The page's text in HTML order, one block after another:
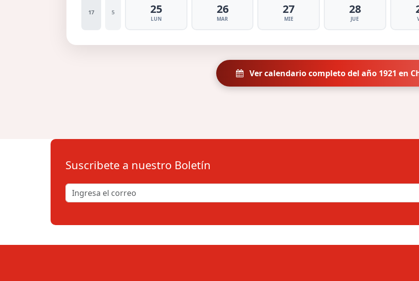
17 5 25
LUN
26
MAR
27
MIE
28
JUE
Ver calendario completo del año 1921 en
Suscribete a nuestro Boletín